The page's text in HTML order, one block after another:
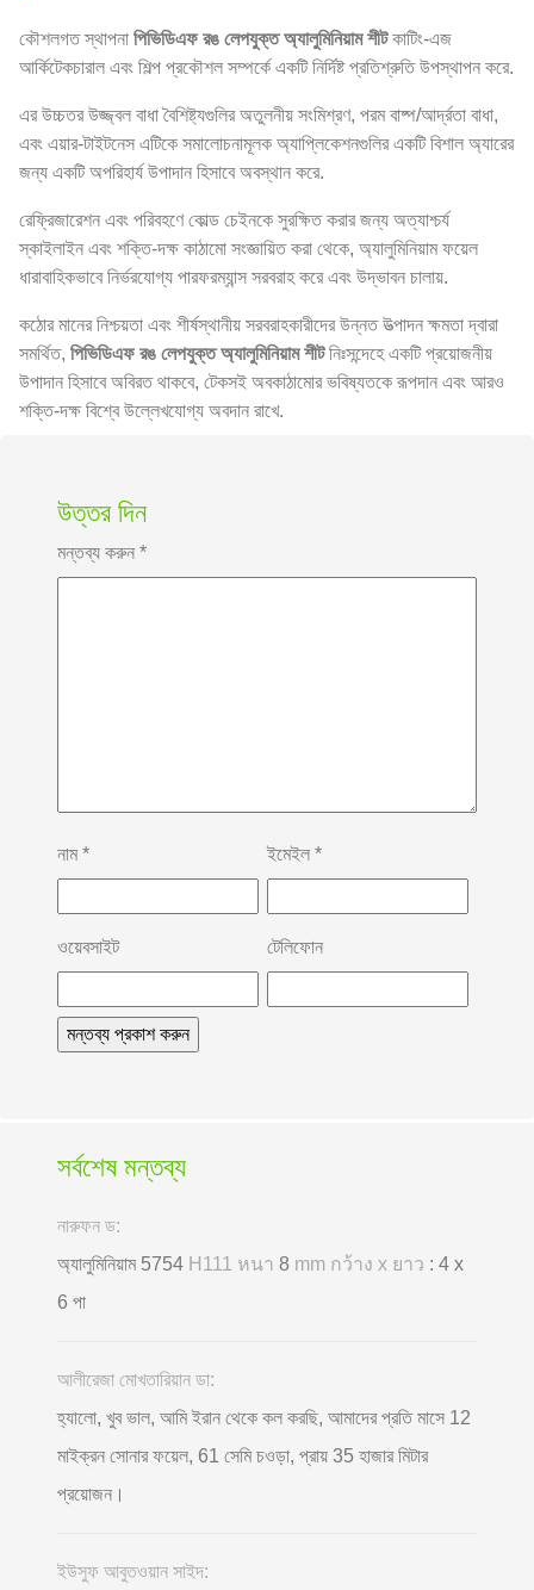
কৌশলগত স্থাপনা পিভিডিএফ রঙ লেপযুক্ত অ্যালুমিনিয়াম শীটকাটিং-এজ
আর্কিটেকচারাল এবং শিল্প প্রকৌশল সম্পর্কে একটি নির্দিষ্ট প্রতিশ্রুতি উপস্থাপন করে.
এর উচ্চতর উজ্জ্বল বাধা বৈশিষ্ট্যগুলির অতুলনীয় সংমিশ্রণ, পরম বাষ্প/আর্দ্রতা বাধা,
এবং এয়ার-টাইটনেস এটিকে সমালোচনামূলক অ্যাপ্লিকেশনগুলির একটি বিশাল অ্যারের
জন্য একটি অপরিহার্য উপাদান হিসাবে অবস্থান করে.
রেফ্রিজারেশন এবং পরিবহণে কোল্ড চেইনকে সুরক্ষিত করার জন্য অত্যাশ্চর্য
স্কাইলাইন এবং শক্তি-দক্ষ কাঠামো সংজ্ঞায়িত করা থেকে, অ্যালুমিনিয়াম ফয়েল
ধারাবাহিকভাবে নির্ভরযোগ্য পারফরম্যান্স সরবরাহ করে এবং উদ্ভাবন চালায়.
কঠোর মানের নিশ্চয়তা এবং শীর্ষস্থানীয় সরবরাহকারীদের উন্নত উত্পাদন ক্ষমতা দ্বারা
সমর্থিত, পিভিডিএফ রঙ লেপযুক্ত অ্যালুমিনিয়াম শীটনিঃসন্দেহে একটি প্রয়োজনীয়
উপাদান হিসাবে অবিরত থাকবে, টেকসই অবকাঠামোর ভবিষ্যতকে রূপদান এবং আরও
শক্তি-দক্ষ বিশ্বে উল্লেখযোগ্য অবদান রাখে.
উত্তর দিন
মন্তব্য করুন *
নাম* ইমেইল *
ওয়েবসাইট টেলিফোন
সর্বশেষ মন্তব্য
নারুফন ড:
অ্যালুমিনিয়াম 5754 H111 หนา 8 mm กว้าง x ยาว : 4 x
6 পা
আলীরেজা মোখতারিয়ান ডা:
হ্যালো, খুব ভাল, আমি ইরান থেকে কল করছি, আমাদের প্রতি মাসে 12
মাইক্রন সোনার ফয়েল, 61 সেমি চওড়া, প্রায় 35 হাজার মিটার
প্রয়োজন।
ইউসুফ আবুতওয়ান সাইদ: